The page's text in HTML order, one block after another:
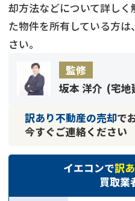
却方法などについて詳し
た物件を所有している方
さい。
監修
坂本 洋介 (宅地
訳あり不動産の売却で
今すぐご連絡ください
イエコンで訳
買取業